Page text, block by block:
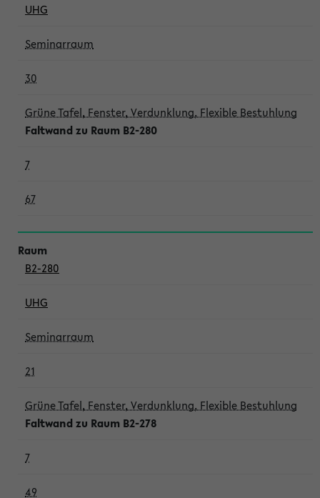
UHG
Seminarraum
30
Grüne Tafel, Fenster, Verdunklung, Flexible Bestuhlung
Faltwand zu Raum B2-280
7
67
B2-280
UHG
Seminarraum
21
Grüne Tafel, Fenster, Verdunklung, Flexible Bestuhlung
Faltwand zu Raum B2-278
7
49